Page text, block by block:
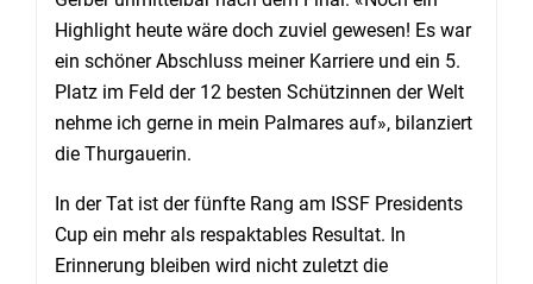
Highlight heute wäre doch zuviel gewesen! Es war
ein schöner Abschluss meiner Karriere und ein 5.
Platz im Feld der 12 besten Schützinnen der Welt
nehme ich gerne in mein Palmares auf», bilanziert
die Thurgauerin.
In der Tat ist der fünfte Rang am ISSF Presidents
Cup ein mehr als respaktables Resultat. In
Erinnerung bleiben wird nicht zuletzt die